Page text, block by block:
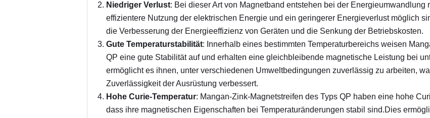
Niedriger Verlust: Bei dieser Art von Magnetband entstehen bei der Energieumwandlung
effizientere Nutzung der elektrischen Energie und ein geringerer Energieverlust möglich
die Verbesserung der Energieeffizienz von Geräten und die Senkung der Betriebskosten.
Gute Temperaturstabilität: Innerhalb eines bestimmten Temperaturbereichs weisen
QP eine gute Stabilität auf und erhalten eine gleichbleibende magnetische Leistung bei
ermöglicht es ihnen, unter verschiedenen Umweltbedingungen zuverlässig zu arbeiten,
Zuverlässigkeit der Ausrüstung verbessert.
Hohe Curie-Temperatur: Mangan-Zink-Magnetstreifen des Typs QP haben eine hohe
dass ihre magnetischen Eigenschaften bei Temperaturänderungen stabil sind.Dies